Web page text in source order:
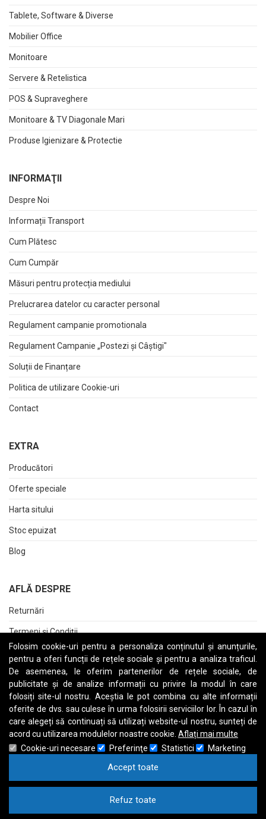
Folosim cookie-uri pentru a personaliza conținutul și anunțurile,
pentru a oferi funcții de rețele sociale și pentru a analiza traficul.
De asemenea, le oferim partenerilor de rețele sociale, de
publicitate și de analize informații cu privire la modul în care
folosiți site-ul nostru. Aceștia le pot combina cu alte informații
oferite de dvs. sau culese în urma folosirii serviciilor lor. În cazul în
care alegeți să continuați să utilizați website-ul nostru, sunteți de
acord cu utilizarea modulelor noastre cookie. Aflați mai multe
Cookie-uri necesare
Preferinţe Statistici Marketing
Accept toate
Refuz toate
Tablete, Software & Diverse
Mobilier Office
Monitoare
Servere & Retelistica
POS & Supraveghere
Monitoare & TV Diagonale Mari
Produse Igienizare & Protectie
INFORMAŢII
Despre Noi
Informații Transport
Cum Plătesc
Cum Cumpăr
Măsuri pentru protecția mediului
Prelucrarea datelor cu caracter personal
Regulament campanie promotionala
Regulament Campanie „Postezi și Câștigi"
Soluții de Finanțare
Politica de utilizare Cookie-uri
Contact
EXTRA
Producători
Oferte speciale
Harta sitului
Stoc epuizat
Blog
AFLĂ DESPRE
Returnări
Termeni și Condiții
Raport date personale
Cerere stergere cont
ABCDEFGHIJKLMNOPQRSTUV WXYZ